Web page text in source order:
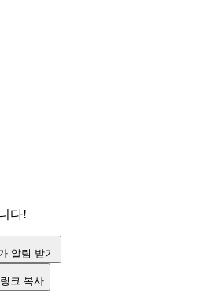
다!
알림 받기
링크 복사